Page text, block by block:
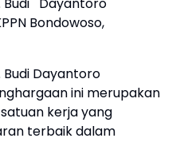
Bondowoso,
Budi Dayantoro
ini merupakan
kerja yang
terbaik dalam